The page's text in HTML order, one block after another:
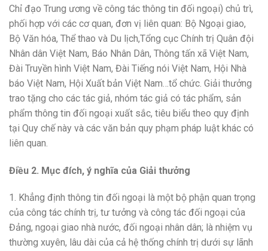
Chỉ đạo Trung ương về công tác thông tin đối ngoại) chủ trì,
phối hợp với các cơ quan, đơn vị liên quan: Bộ Ngoại giao,
Bộ Văn hóa, Thể thao và Du lịch,Tổng cục Chính trị Quân đội
Nhân dân Việt Nam, Báo Nhân Dân, Thông tấn xã Việt Nam,
Đài Truyền hình Việt Nam, Đài Tiếng nói Việt Nam, Hội Nhà
báo Việt Nam, Hội Xuất bản Việt Nam…tổ chức. Giải thưởng
trao tặng cho các tác giả, nhóm tác giả có tác phẩm, sản
phẩm thông tin đối ngoại xuất sắc, tiêu biểu theo quy định
tại Quy chế này và các văn bản quy phạm pháp luật khác có
liên quan.
Điều 2. Mục đích, ý nghĩa của Giải thưởng
1. Khẳng định thông tin đối ngoại là một bộ phận quan trọng
của công tác chính trị, tư tưởng và công tác đối ngoại của
Đảng, ngoại giao nhà nước, đối ngoại nhân dân; là nhiệm vụ
thường xuyên, lâu dài của cả hệ thống chính trị dưới sự lãnh